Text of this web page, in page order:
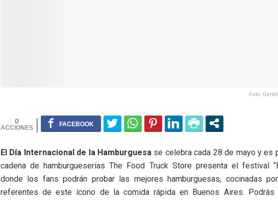
Foto
0
El Día Internacional de la Hamburguesa se celebra cada 28 de mayo y es
cadena de hamburgueserías The Food Truck Store presenta el festival
donde los fans podrán probar las mejores hamburguesas, cocinadas
referentes de este ícono de la comida rápida en Buenos Aires. Podrás